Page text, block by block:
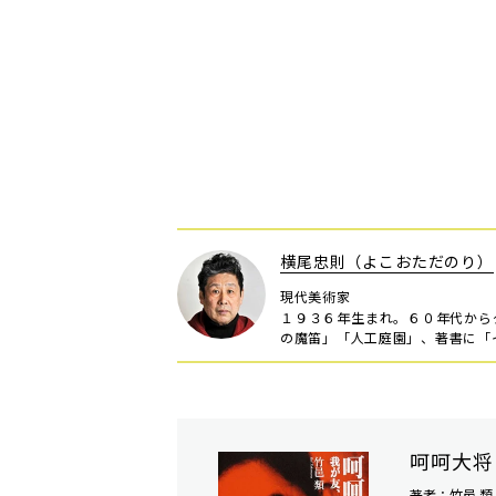
横尾忠則（よこおただのり）
現代美術家
１９３６年生まれ。６０年代か
の魔笛」「人工庭園」、著書に
呵呵大